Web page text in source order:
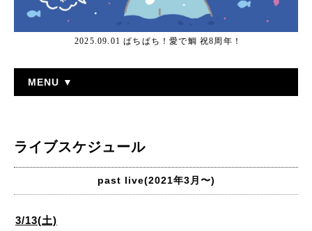
2025.09.01 ぱちぱち！愛で鯛 祝8周年！
MENU ▼
ライブスケジュール
past live(2021年3月〜)
3/13(土)